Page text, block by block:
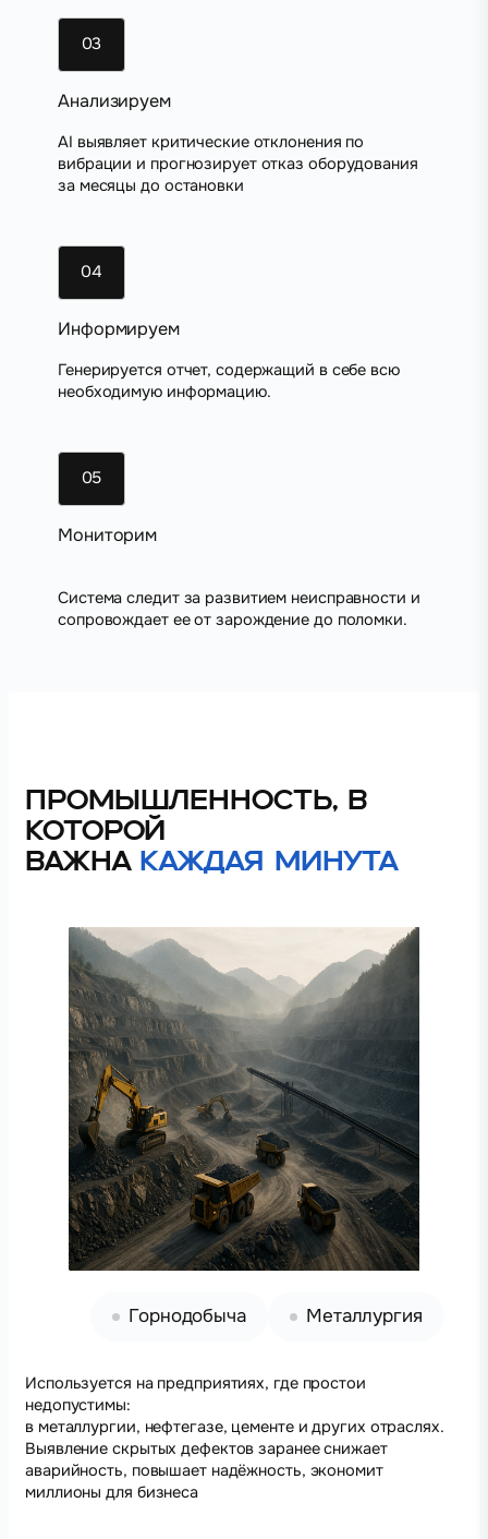
03
Анализируем
AI выявляет критические отклонения по
вибрации и прогнозирует отказ оборудования
за месяцы до остановки
04
Информируем
Генерируется отчет, содержащий в себе всю
необходимую информацию.
05
Мониторим
Система следит за развитием неисправности и
сопровождает ее от зарождение до поломки.
Промышленность, в
которой
важна каждая минута
Используется на предприятиях, где простои
недопустимы:
в металлургии, нефтегазе, цементе и других отраслях.
Выявление скрытых дефектов заранее снижает
аварийность, повышает надёжность, экономит
миллионы для бизнеса
Горнодобыча Металлургия